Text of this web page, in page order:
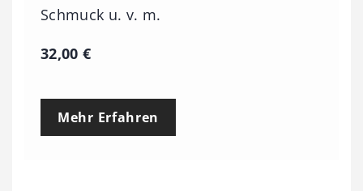
Schmuck u. v. m.
32,00€
Mehr Erfahren